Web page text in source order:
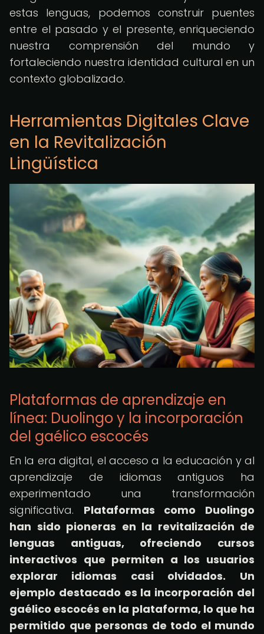
estas lenguas, podemos construir puentes
entre el pasado y el presente, enriqueciendo
nuestra comprensión del mundo y
fortaleciendo nuestra identidad cultural en un
contexto globalizado.
Herramientas Digitales Clave
en la Revitalización
Lingüística
Plataformas de aprendizaje en
línea: Duolingo y la incorporación
del gaélico escocés
En la era digital, el acceso a la educación y al
aprendizaje de idiomas antiguos ha
experimentado una transformación
significativa. Plataformas como Duolingo
han sido pioneras en la revitalización de
lenguas antiguas, ofreciendo cursos
interactivos que permiten a los usuarios
explorar idiomas casi olvidados.
Un
ejemplo destacado es la incorporación del
gaélico escocés en la plataforma, lo que ha
permitido que personas de todo el mundo